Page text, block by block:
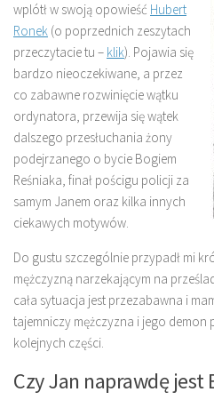
wplótł w swoją opowieść Hubert
Ronek (o poprzednich zeszytach
przeczytacie tu – klik). Pojawia się
bardzo nieoczekiwane, a przez
co zabawne rozwinięcie wątku
ordynatora, przewija się wątek
dalszego przesłuchania żony
podejrzanego o bycie Bogiem
Reśniaka, finał pościgu policji za
samym Janem oraz kilka innych
ciekawych motywów.
Do gustu szczególnie przypadł mi
mężczyzną narzekającym na
cała sytuacja jest przezabawna i
tajemniczy mężczyzna i jego demon
kolejnych części.
Czy Jan naprawdę jest